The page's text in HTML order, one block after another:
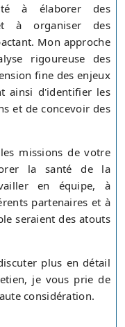
à élaborer des
à organiser des
Mon approche
rigoureuse des
fine des enjeux
ainsi d'identifier les
et de concevoir des
missions de votre
la santé de la
en équipe, à
partenaires et à
seraient des atouts
plus en détail
je vous prie de
considération.